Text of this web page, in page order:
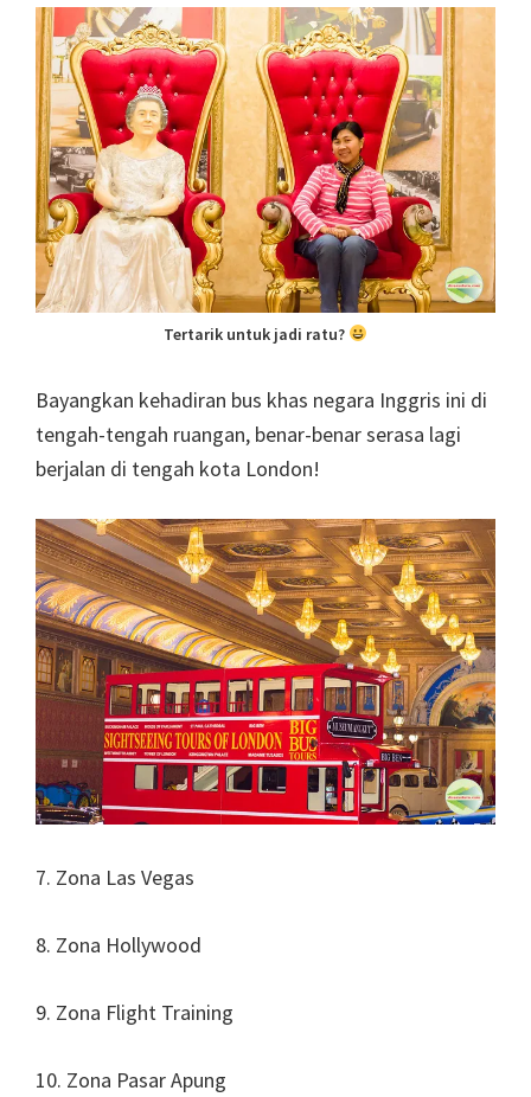
Tertarik untuk jadi ratu?
Bayangkan kehadiran bus khas negara Inggris ini di
tengah-tengah ruangan, benar-benar serasa lagi
berjalan di tengah kota London!
7. Zona Las Vegas
8. Zona Hollywood
9. Zona Flight Training
10. Zona Pasar Apung